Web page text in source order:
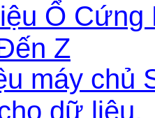
Ổ
Z
máy chủ
dữ liệu.